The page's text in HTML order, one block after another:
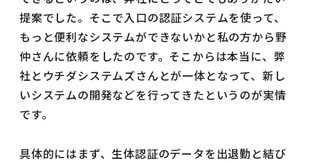
提案でした。そこで入口の認証システムを使って、
もっと便利なシステムができないかと私の方から野
仲さんに依頼をしたのです。そこからは本当に、弊
社とウチダシステムズさんとが一体となって、新し
いシステムの開発などを行ってきたというのが実情
です。
具体的にはまず、生体認証のデータを出退勤と結び